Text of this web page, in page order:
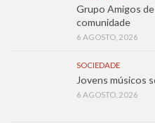
Grupo Amigos
comunidade
6 AGOSTO, 2026
SOCIEDADE
Jovens músicos
6 AGOSTO, 2026